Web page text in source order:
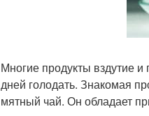
Многие продукты вздутие
дней голодать. Знакомая
мятный чай. Он обладает